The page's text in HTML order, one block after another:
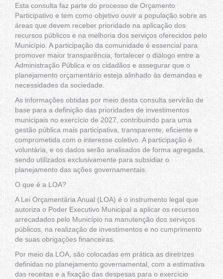
Esta consulta faz parte do processo de Orçamento
Participativo e tem como objetivo ouvir a população sobre as
áreas que devem receber prioridade na aplicação dos
recursos públicos e na melhoria dos serviços oferecidos pelo
Município. A participação da comunidade é essencial para
promover maior transparência, fortalecer o diálogo entre a
Administração Pública e os cidadãos e assegurar que o
planejamento orçamentário esteja alinhado às demandas e
necessidades da sociedade.
As informações obtidas por meio desta consulta servirão de
base para a definição das prioridades de investimentos
municipais no exercício de 2027, contribuindo para uma
gestão pública mais participativa, transparente, eficiente e
comprometida com o interesse coletivo. A participação é
voluntária, e os dados serão analisados de forma agregada,
sendo utilizados exclusivamente para subsidiar o
planejamento das ações governamentais.
O que é a LOA?
A Lei Orçamentária Anual (LOA) é o instrumento legal que
autoriza o Poder Executivo Municipal a aplicar os recursos
arrecadados pelo Município na manutenção dos serviços
públicos, na realização de investimentos e no cumprimento
de suas obrigações financeiras.
Por meio da LOA, são colocadas em prática as diretrizes
definidas no planejamento governamental, com a estimativa
das receitas e a fixação das despesas para o exercício